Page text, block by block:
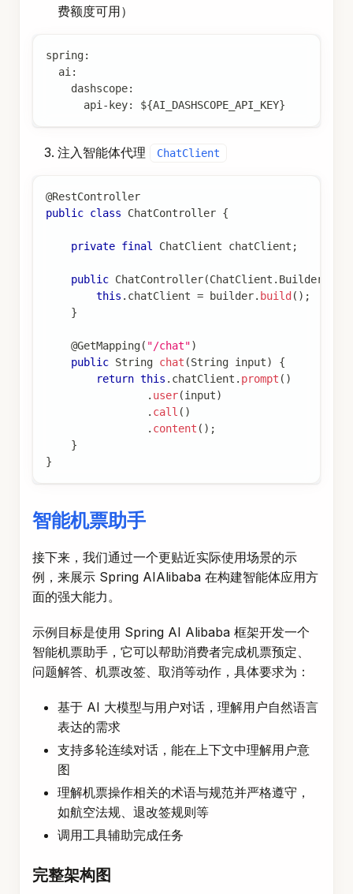
费额度可用）
spring:
  ai:
    dashscope:
      api-key: ${AI_DASHSCOPE_API_KEY}
注入智能体代理 ChatClient
@RestController
public class ChatController {
private final ChatClient chatClient ;
public ChatController(ChatClient . Builder
this . chatClient = builder. build ( ) ;
}
@GetMapping( "/chat")
public String chat (String input)
{
return this . chatClient . prompt ( )
. user(input)
. call ( )
. content ( ) ;
}
}
智能机票助手
接下来，我们通过一个更贴近实际使用场景的示
例，来展示 Spring AIAlibaba 在构建智能体应用方
面的强大能力。
示例目标是使用 Spring AI Alibaba 框架开发一个
智能机票助手，它可以帮助消费者完成机票预定、
问题解答、机票改签、取消等动作，具体要求为：
基于 AI 大模型与用户对话，理解用户自然语言
表达的需求
支持多轮连续对话，能在上下文中理解用户意
图
理解机票操作相关的术语与规范并严格遵守，
如航空法规、退改签规则等
调用工具辅助完成任务
完整架构图